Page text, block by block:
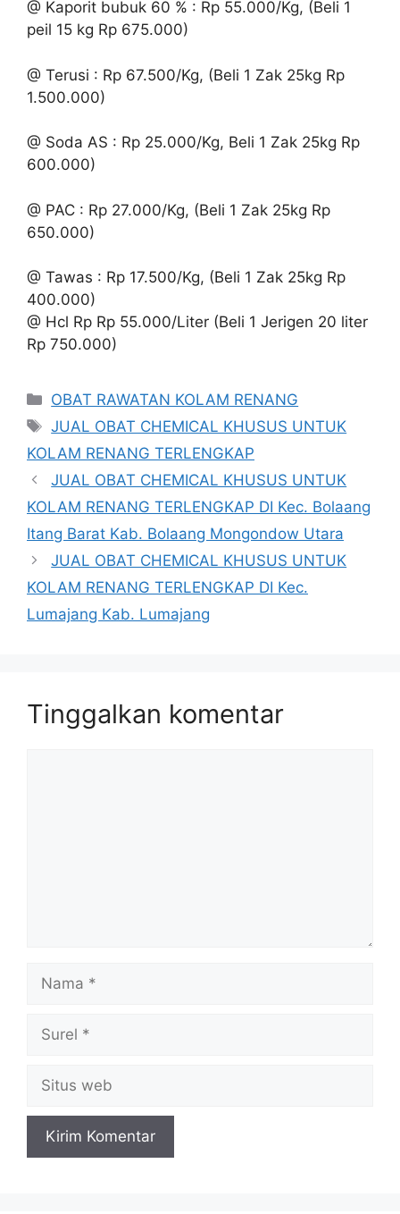
@ Kaporit bubuk 60 % : Rp 55.000/Kg, (Beli 1
peil 15 kg Rp 675.000)
@ Terusi : Rp 67.500/Kg, (Beli 1 Zak 25kg Rp
1.500.000)
@ Soda AS : Rp 25.000/Kg, Beli 1 Zak 25kg Rp
600.000)
@ PAC : Rp 27.000/Kg, (Beli 1 Zak 25kg Rp
650.000)
@ Tawas : Rp 17.500/Kg, (Beli 1 Zak 25kg Rp
400.000)
@ Hcl Rp Rp 55.000/Liter (Beli 1 Jerigen 20 liter
Rp 750.000)
Kategori
OBAT RAWATAN KOLAM RENANG
Tag
JUAL OBAT CHEMICAL KHUSUS UNTUK
KOLAM RENANG TERLENGKAP
JUAL OBAT CHEMICAL KHUSUS UNTUK
KOLAM RENANG TERLENGKAP DI Kec. Bolaang
Itang Barat Kab. Bolaang Mongondow Utara
JUAL OBAT CHEMICAL KHUSUS UNTUK
KOLAM RENANG TERLENGKAP DI Kec.
Lumajang Kab. Lumajang
Tinggalkan komentar
Nama
Surel
Situs
web